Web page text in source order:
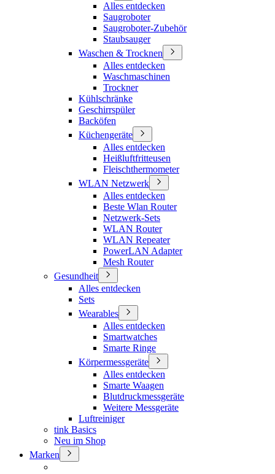
Alles entdecken
Saugroboter
Saugroboter-Zubehör
Staubsauger
Waschen & Trocknen
Alles entdecken
Waschmaschinen
Trockner
Kühlschränke
Geschirrspüler
Backöfen
Küchengeräte
Alles entdecken
Heißluftfritteusen
Fleischthermometer
WLAN Netzwerk
Alles entdecken
Beste Wlan Router
Netzwerk-Sets
WLAN Router
WLAN Repeater
PowerLAN Adapter
Mesh Router
Gesundheit
Alles entdecken
Sets
Wearables
Alles entdecken
Smartwatches
Smarte Ringe
Körpermessgeräte
Alles entdecken
Smarte Waagen
Blutdruckmessgeräte
Weitere Messgeräte
Luftreiniger
tink Basics
Neu im Shop
Marken